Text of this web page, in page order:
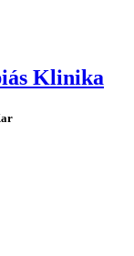
Klinika